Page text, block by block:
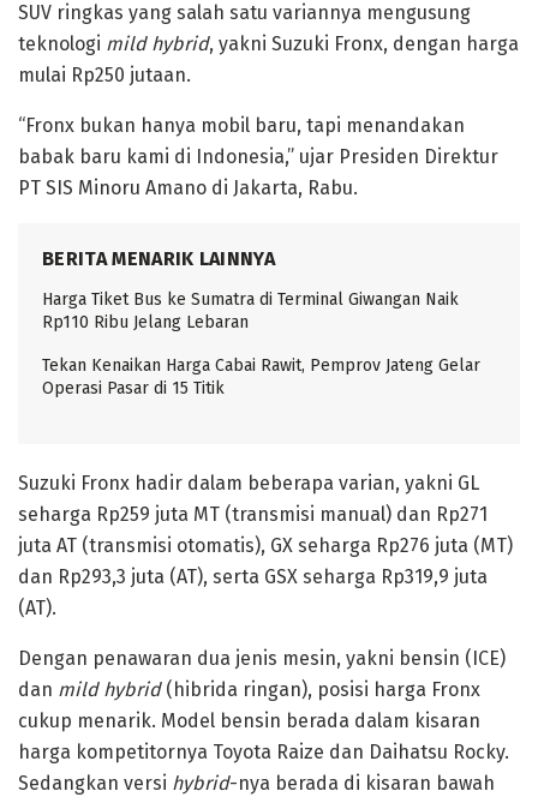
SUV ringkas yang salah satu variannya mengusung
teknologi mild hybrid, yakni Suzuki Fronx, dengan harga
mulai Rp250 jutaan.
“Fronx bukan hanya mobil baru, tapi menandakan
babak baru kami di Indonesia,” ujar Presiden Direktur
PT SIS Minoru Amano di Jakarta, Rabu.
BERITA MENARIK LAINNYA
Harga Tiket Bus ke Sumatra di Terminal Giwangan Naik
Rp110 Ribu Jelang Lebaran
Tekan Kenaikan Harga Cabai Rawit, Pemprov Jateng Gelar
Operasi Pasar di 15 Titik
Suzuki Fronx hadir dalam beberapa varian, yakni GL
seharga Rp259 juta MT (transmisi manual) dan Rp271
juta AT (transmisi otomatis), GX seharga Rp276 juta (MT)
dan Rp293,3 juta (AT), serta GSX seharga Rp319,9 juta
(AT).
Dengan penawaran dua jenis mesin, yakni bensin (ICE)
dan mild hybrid (hibrida ringan), posisi harga Fronx
cukup menarik. Model bensin berada dalam kisaran
harga kompetitornya Toyota Raize dan Daihatsu Rocky.
Sedangkan versi hybrid-nya berada di kisaran bawah